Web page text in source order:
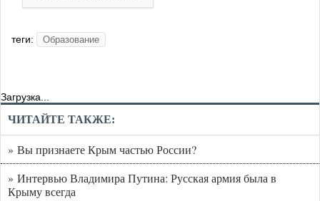
теги: Образование
Загрузка...
ЧИТАЙТЕ ТАКЖЕ:
» Вы признаете Крым частью России?
» Интервью Владимира Путина: Русская армия была в
Крыму всегда